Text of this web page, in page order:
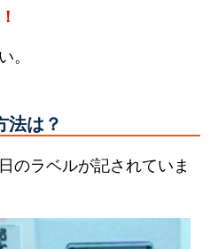
。
法は？
のラベルが記されていま